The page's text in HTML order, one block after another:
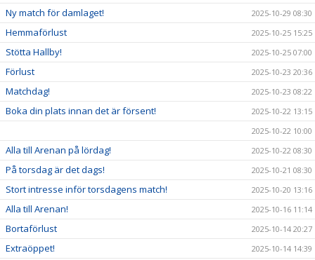
Ny match för damlaget! 2025-10-29 08:30
Hemmaförlust 2025-10-25 15:25
Stötta Hallby! 2025-10-25 07:00
Förlust 2025-10-23 20:36
Matchdag! 2025-10-23 08:22
Boka din plats innan det är försent!
2025-10-22 13:15
2025-10-22 10:00
Alla till Arenan på lördag! 2025-10-22 08:30
På torsdag är det dags! 2025-10-21 08:30
Stort intresse inför torsdagens match! 2025-10-20 13:16
Alla till Arenan! 2025-10-16 11:14
Bortaförlust 2025-10-14 20:27
Extraöppet! 2025-10-14 14:39